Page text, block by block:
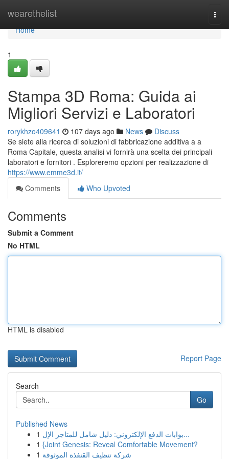
wearethelist
Home
Home
1
Stampa 3D Roma: Guida ai
Migliori Servizi e Laboratori
rorykhzo409641 107 days ago News
Discuss
Se siete alla ricerca di soluzioni di fabbricazione additiva a a
Roma Capitale, questa analisi vi fornirà una scelta dei principali
laboratori e fornitori . Esploreremo opzioni per realizzazione di
https://www.emme3d.it/
Comments
Who Upvoted
Comments
Submit a Comment
No HTML
HTML is disabled
Report Page
Search
Go
Published News
1
بوابات الدفع الإلكتروني: دليل شامل للمتاجر الإل...
1 {Joint Genesis: Reveal Comfortable Movement?
1 شركة تنظيف القنفذة الموثوقة